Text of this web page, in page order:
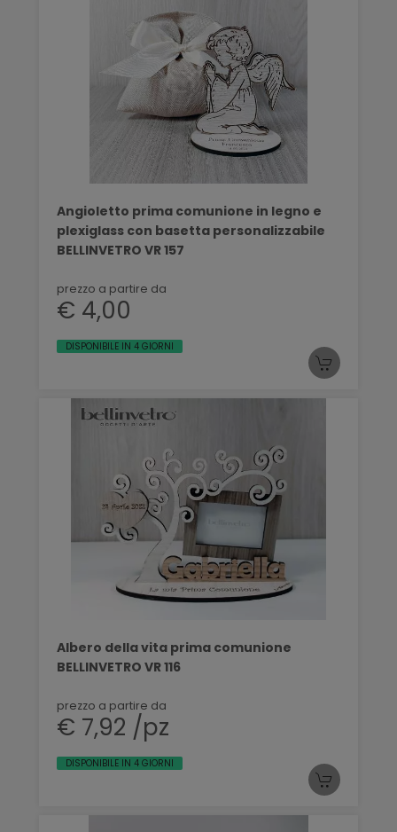
Angioletto prima comunione in legno e
plexiglass con basetta personalizzabile
BELLINVETRO VR 157
prezzo a partire da
€ 4,00
DISPONIBILE IN 4 GIORNI
Albero della vita prima comunione
BELLINVETRO VR 116
prezzo a partire da
€ 7,92 /pz
DISPONIBILE IN 4 GIORNI